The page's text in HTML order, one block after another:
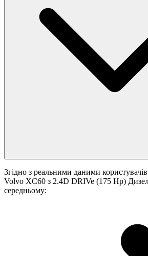
Згідно з реальними даними
Volvo XC60 з 2.4D DRIVe (175 Hp)
середньому: